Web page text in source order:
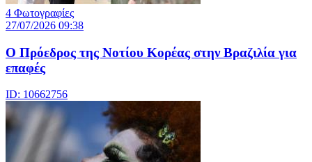
4 Φωτογραφίες
27/07/2026 09:38
Ο Πρόεδρος της Νοτίου Κορέας στην Βραζιλία για
επαφές
ID: 10662756